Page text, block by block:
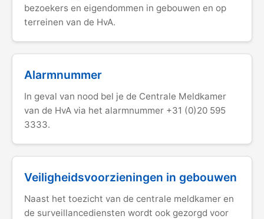
bezoekers en eigendommen in gebouwen en op
terreinen van de HvA.
Alarmnummer
In geval van nood bel je de Centrale Meldkamer
van de HvA via het alarmnummer +31 (0)20 595
3333.
Veiligheidsvoorzieningen in gebouwen
Naast het toezicht van de centrale meldkamer en
de surveillancediensten wordt ook gezorgd voor